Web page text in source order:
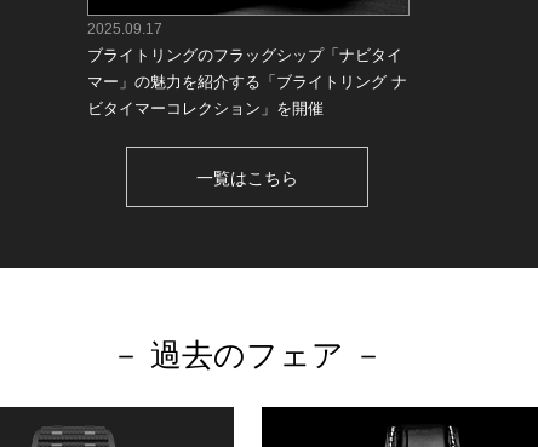
2025.09.17
ブライトリングのフラッグシップ「ナビタイ
マー」の魅力を紹介する「ブライトリング ナ
ビタイマーコレクション」を開催
一覧はこちら
－ 過去のフェア －